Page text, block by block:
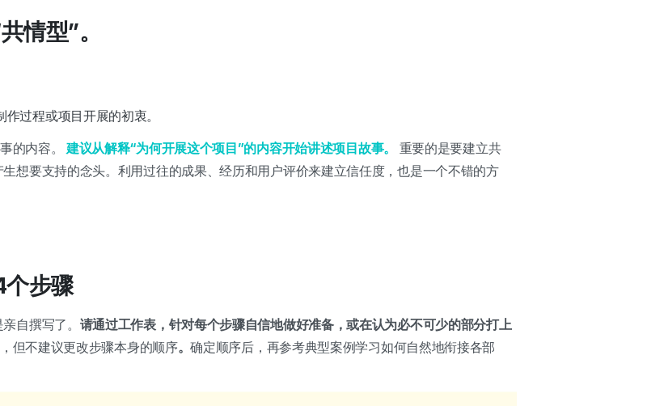
情型”。
过程或项目开展的初衷。
的内容。 建议从解释“为何开展这个项目”的内容开始讲述项目故事。 重要的是要建立共
想要支持的念头。利用过往的成果、经历和用户评价来建立信任度，也是一个不错的方
个步骤
自撰写了。 请通过工作表，针对每个步骤自信地做好准备，或在认为必不可少的部分打上
但不建议更改步骤本身的顺序。确定顺序后，再参考典型案例学习如何自然地衔接各部